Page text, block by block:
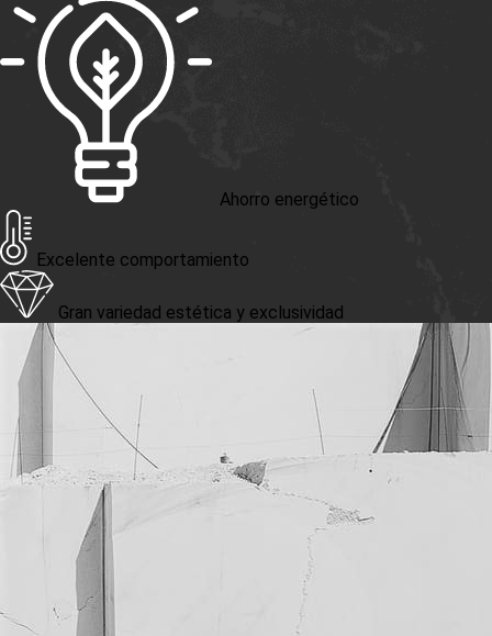
Ahorro energético
Excelente comportamiento
Gran variedad estética y exclusividad